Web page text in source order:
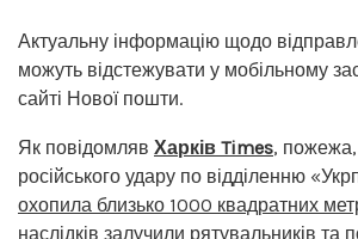
Актуальну інформацію щодо
можуть відстежувати у мобільному
сайті Нової пошти.
Як повідомляв Харків Times,
російського удару по відділенню
охопила близько 1000 квадратних
наслідків залучили рятувальників та